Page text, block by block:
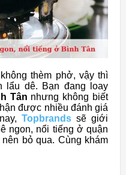
thèm phở, vậy thì
lẩu dê. Bạn đang loay
Tân nhưng không biết
được nhiều đánh giá
Topbrandssẽ giới
ngon, nổi tiếng ở quận
bỏ qua. Cùng khám